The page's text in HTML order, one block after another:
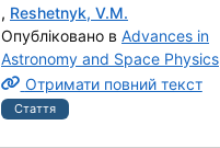
, Reshetnyk, V.M.
Опубліковано в Advances in
Astronomy and Space Physics
Отримати повний текст
Стаття